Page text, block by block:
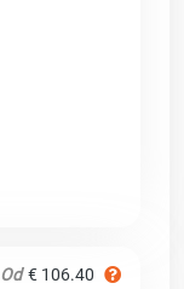
Od € 106.40